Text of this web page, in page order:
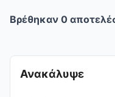
Ανακάλυψε
Βρέθηκαν 0